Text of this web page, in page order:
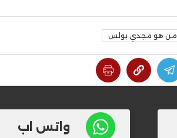
من هو مجدي بولس
واتس اب